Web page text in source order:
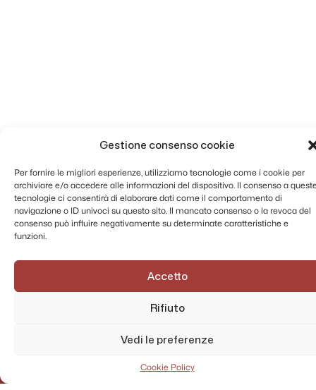
Gestione consenso cookie
Per fornire le migliori esperienze, utilizziamo tecnologie come i cookie per
archiviare e/o accedere alle informazioni del dispositivo. Il consenso a
tecnologie ci consentirà di elaborare dati come il comportamento di
navigazione o ID univoci su questo sito. Il mancato consenso o la revoca del
consenso può influire negativamente su determinate caratteristiche e
funzioni.
Accetto
Rifiuto
Vedi le preferenze
Cookie Policy